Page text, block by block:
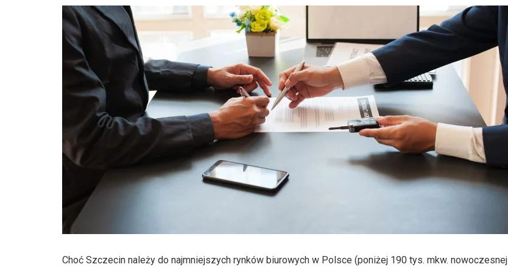
Choć Szczecin należy do najmniejszych rynków biurowych w Polsce (poniżej 190 tys. mkw. nowoczesnej